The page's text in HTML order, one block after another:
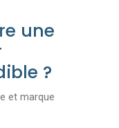
une
?
et marque